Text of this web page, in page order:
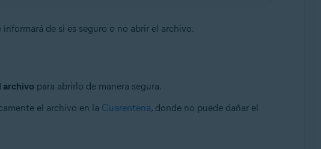
de si es seguro o no abrir el archivo.
archivo para abrirlo de manera segura.
el archivo en la Cuarentena, donde no puede dañar el